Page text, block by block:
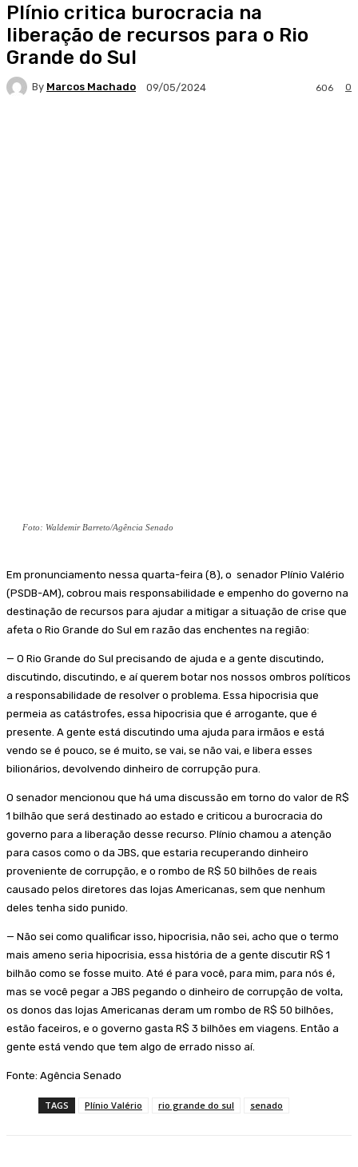
Plínio critica burocracia na
liberação de recursos para o Rio
Grande do Sul
By Marcos Machado 09/05/2024 0
606
Foto: Waldemir Barreto/Agência Senado
Em pronunciamento nessa quarta-feira (8), o senador Plínio Valério
(PSDB-AM), cobrou mais responsabilidade e empenho do governo na
destinação de recursos para ajudar a mitigar a situação de crise que
afeta o Rio Grande do Sul em razão das enchentes na região:
— O Rio Grande do Sul precisando de ajuda e a gente discutindo,
discutindo, discutindo, e aí querem botar nos nossos ombros políticos
a responsabilidade de resolver o problema. Essa hipocrisia que
permeia as catástrofes, essa hipocrisia que é arrogante, que é
presente. A gente está discutindo uma ajuda para irmãos e está
vendo se é pouco, se é muito, se vai, se não vai, e libera esses
bilionários, devolvendo dinheiro de corrupção pura.
O senador mencionou que há uma discussão em torno do valor de R$
1 bilhão que será destinado ao estado e criticou a burocracia do
governo para a liberação desse recurso. Plínio chamou a atenção
para casos como o da JBS, que estaria recuperando dinheiro
proveniente de corrupção, e o rombo de R$ 50 bilhões de reais
causado pelos diretores das lojas Americanas, sem que nenhum
deles tenha sido punido.
— Não sei como qualificar isso, hipocrisia, não sei, acho que o termo
mais ameno seria hipocrisia, essa história de a gente discutir R$ 1
bilhão como se fosse muito. Até é para você, para mim, para nós é,
mas se você pegar a JBS pegando o dinheiro de corrupção de volta,
os donos das lojas Americanas deram um rombo de R$ 50 bilhões,
estão faceiros, e o governo gasta R$ 3 bilhões em viagens. Então a
gente está vendo que tem algo de errado nisso aí.
Fonte: Agência Senado
TAGS Plínio Valério rio grande do sul senado